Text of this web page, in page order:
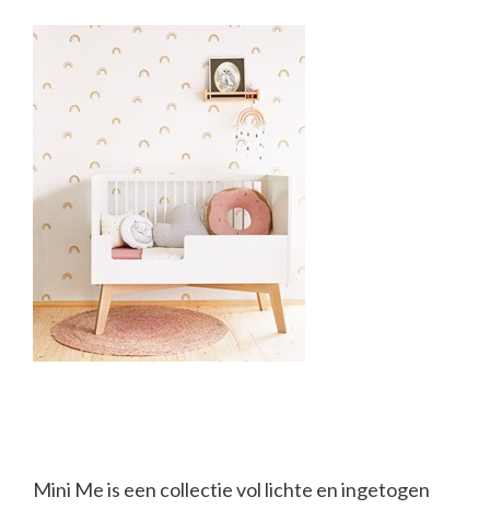
Mini Me is een collectie vol lichte en ingetogen